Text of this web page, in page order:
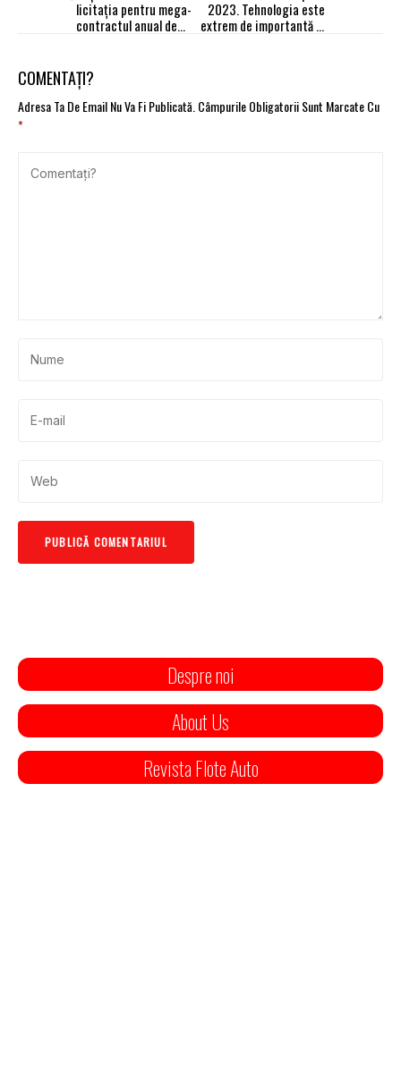
licitația pentru mega-
contractul anual de
2023. Tehnologia este
extrem de importantă în
COMENTAȚI?
Adresa Ta De Email Nu Va Fi Publicată.Câmpurile Obligatorii Sunt Marcate Cu
*
Despre noi
About Us
Revista Flote Auto